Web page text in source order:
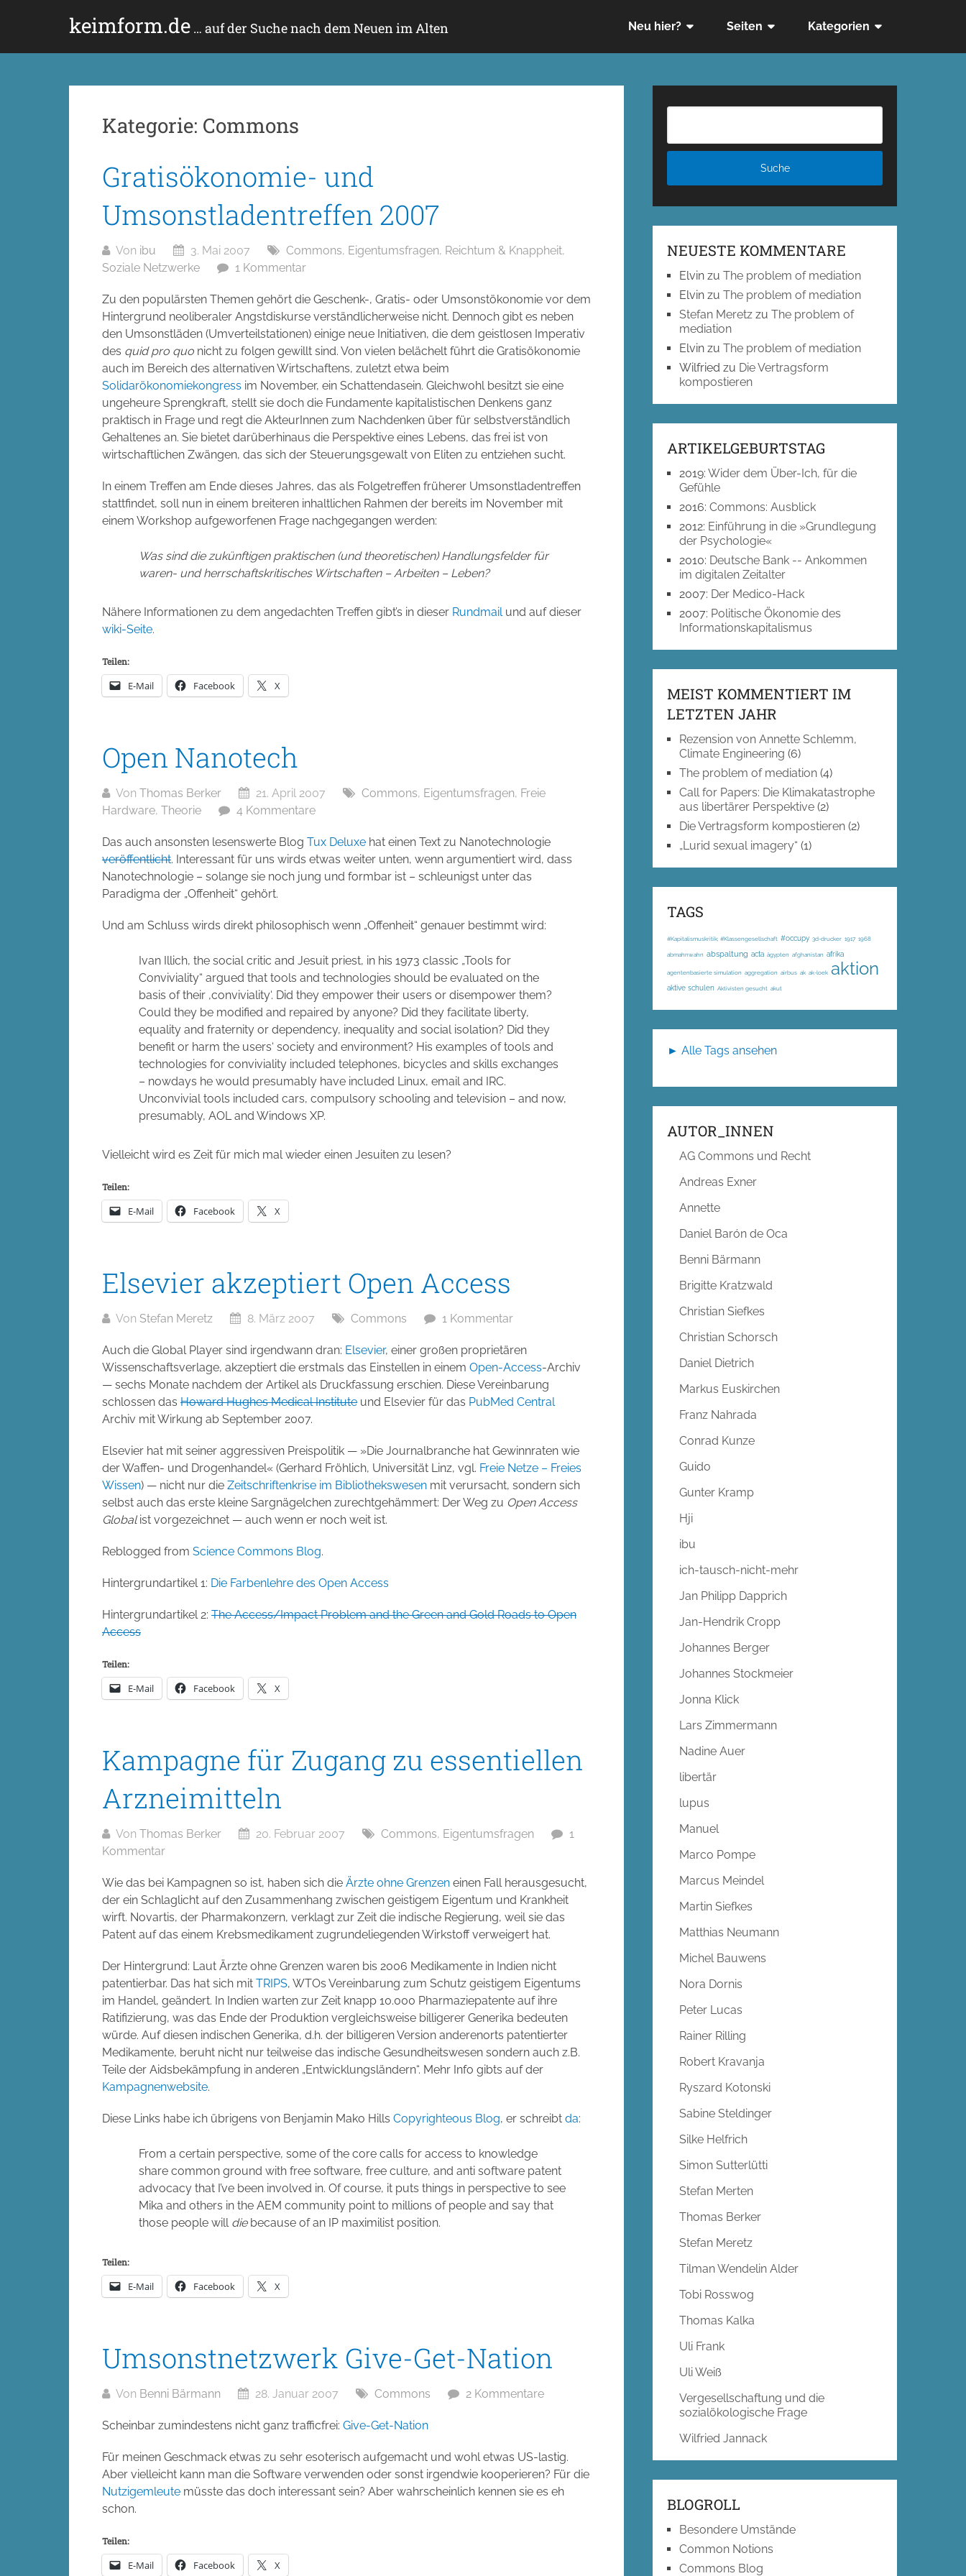
keimform.de … auf der Suche nach dem Neuen im Alten Neu hier? Seiten Kategorien
Kategorie: Commons
Gratisökonomie- und
Umsonstladentreffen 2007
Von ibu 3. Mai 2007 Commons, Eigentumsfragen, Reichtum & Knappheit,
Soziale Netzwerke
1 Kommentar
Zu den populärsten Themen gehört die Geschenk-, Gratis- oder Umsonstökonomie vor dem
Hintergrund neoliberaler Angstdiskurse verständlicherweise nicht. Dennoch gibt es neben
den Umsonstläden (Umverteilstationen) einige neue Initiativen, die dem geistlosen Imperativ
des quid pro quo nicht zu folgen gewillt sind. Von vielen belächelt führt die Gratisökonomie
auch im Bereich des alternativen Wirtschaftens, zuletzt etwa beim
Solidarökonomiekongress im November, ein Schattendasein. Gleichwohl besitzt sie eine
ungeheure Sprengkraft, stellt sie doch die Fundamente kapitalistischen Denkens ganz
praktisch in Frage und regt die AkteurInnen zum Nachdenken über für selbstverständlich
Gehaltenes an. Sie bietet darüberhinaus die Perspektive eines Lebens, das frei ist von
wirtschaftlichen Zwängen, das sich der Steuerungsgewalt von Eliten zu entziehen sucht.
In einem Treffen am Ende dieses Jahres, das als Folgetreffen früherer Umsonstladentreffen
stattfindet, soll nun in einem breiteren inhaltlichen Rahmen der bereits im November mit
einem Workshop aufgeworfenen Frage nachgegangen werden:
Was sind die zukünftigen praktischen (und theoretischen) Handlungsfelder für
waren- und herrschaftskritisches Wirtschaften – Arbeiten – Leben?
Nähere Informationen zu dem angedachten Treffen gibt’s in dieser Rundmailund auf dieser
wiki-Seite.
Teilen:
E-Mail Facebook X
Open Nanotech
Von Thomas Berker 21. April 2007 Commons, Eigentumsfragen, Freie
Hardware, Theorie 4 Kommentare
Das auch ansonsten lesenswerte Blog Tux Deluxe hat einen Text zu Nanotechnologie
veröffentlicht. Interessant für uns wirds etwas weiter unten, wenn argumentiert wird, dass
Nanotechnologie – solange sie noch jung und formbar ist – schleunigst unter das
Paradigma der „Offenheit“ gehört.
Und am Schluss wirds direkt philosophisch wenn „Offenheit“ genauer bestimmt wird:
Ivan Illich, the social critic and Jesuit priest, in his 1973 classic „Tools for
Conviviality“ argued that tools and technologies should be evaluated on the
basis of their ‚conviviality‘. Did they empower their users or disempower them?
Could they be modified and repaired by anyone? Did they facilitate liberty,
equality and fraternity or dependency, inequality and social isolation? Did they
benefit or harm the users‘ society and environment? His examples of tools and
technologies for conviviality included telephones, bicycles and skills exchanges
– nowdays he would presumably have included Linux, email and IRC.
Unconvivial tools included cars, compulsory schooling and television – and now,
presumably, AOL and Windows XP.
Vielleicht wird es Zeit für mich mal wieder einen Jesuiten zu lesen?
Teilen:
E-Mail Facebook X
Elsevier akzeptiert Open Access
Von Stefan Meretz 8. März 2007 Commons 1 Kommentar
Auch die Global Player sind irgendwann dran: Elsevier, einer großen proprietären
Wissenschaftsverlage, akzeptiert die erstmals das Einstellen in einem Open-Access-Archiv
— sechs Monate nachdem der Artikel als Druckfassung erschien. Diese Vereinbarung
schlossen das Howard Hughes Medical Institute und Elsevier für das PubMed Central
Archiv mit Wirkung ab September 2007.
Elsevier hat mit seiner aggressiven Preispolitik — »Die Journalbranche hat Gewinnraten wie
der Waffen- und Drogenhandel« (Gerhard Fröhlich, Universität Linz, vgl. Freie Netze – Freies
Wissen) — nicht nur die Zeitschriftenkrise im Bibliothekswesen mit verursacht, sondern sich
selbst auch das erste kleine Sargnägelchen zurechtgehämmert: Der Weg zu Open Access
Globalist vorgezeichnet — auch wenn er noch weit ist.
Reblogged from Science Commons Blog.
Hintergrundartikel 1: Die Farbenlehre des Open Access
Hintergrundartikel 2: The Access/Impact Problem and the Green and Gold Roads to Open
Access
Teilen:
E-Mail Facebook X
Kampagne für Zugang zu essentiellen
Arzneimitteln
Von Thomas Berker 20. Februar 2007 Commons, Eigentumsfragen
1
Kommentar
Wie das bei Kampagnen so ist, haben sich die Ärzte ohne Grenzen einen Fall herausgesucht,
der ein Schlaglicht auf den Zusammenhang zwischen geistigem Eigentum und Krankheit
wirft. Novartis, der Pharmakonzern, verklagt zur Zeit die indische Regierung, weil sie das
Patent auf das einem Krebsmedikament zugrundeliegenden Wirkstoff verweigert hat.
Der Hintergrund: Laut Ärzte ohne Grenzen waren bis 2006 Medikamente in Indien nicht
patentierbar. Das hat sich mit TRIPS, WTOs Vereinbarung zum Schutz geistigem Eigentums
im Handel, geändert. In Indien warten zur Zeit knapp 10.000 Pharmaziepatente auf ihre
Ratifizierung, was das Ende der Produktion vergleichsweise billigerer Generika bedeuten
würde. Auf diesen indischen Generika, d.h. der billigeren Version anderenorts patentierter
Medikamente, beruht nicht nur teilweise das indische Gesundheitswesen sondern auch z.B.
Teile der Aidsbekämpfung in anderen „Entwicklungsländern“. Mehr Info gibts auf der
Kampagnenwebsite.
Diese Links habe ich übrigens von Benjamin Mako Hills Copyrighteous Blog, er schreibt da:
From a certain perspective, some of the core calls for access to knowledge
share common ground with free software, free culture, and anti software patent
advocacy that I’ve been involved in. Of course, it puts things in perspective to see
Mika and others in the AEM community point to millions of people and say that
those people will diebecause of an IP maximilist position.
Teilen:
E-Mail Facebook X
Umsonstnetzwerk Give-Get-Nation
Von Benni Bärmann 28. Januar 2007 Commons 2 Kommentare
Scheinbar zumindestens nicht ganz trafficfrei: Give-Get-Nation
Für meinen Geschmack etwas zu sehr esoterisch aufgemacht und wohl etwas US-lastig.
Aber vielleicht kann man die Software verwenden oder sonst irgendwie kooperieren? Für die
Nutzigemleute müsste das doch interessant sein? Aber wahrscheinlich kennen sie es eh
schon.
Teilen:
E-Mail Facebook X
NEUESTE KOMMENTARE
Elvin zuThe problem of mediation
Elvin zuThe problem of mediation
Stefan Meretz zuThe problem of
mediation
Elvin zuThe problem of mediation
Wilfried zu Die Vertragsform
kompostieren
ARTIKELGEBURTSTAG
2019:Wider dem Über-Ich, für die
Gefühle
2016:Commons: Ausblick
2012: Einführung in die »Grundlegung
der Psychologie«
2010: Deutsche Bank -- Ankommen
im digitalen Zeitalter
2007: Der Medico-Hack
2007: Politische Ökonomie des
Informationskapitalismus
MEIST KOMMENTIERT IM
LETZTEN JAHR
Rezension von Annette Schlemm,
Climate Engineering (6)
The problem of mediation (4)
Call for Papers: Die Klimakatastrophe
aus libertärer Perspektive (2)
Die Vertragsform kompostieren (2)
„Lurid sexual imagery“ (1)
TAGS
#Kapitalismuskritik; #Klassengesellschaft #occupy 3d-drucker 1917 1968
abmahnwahn abspaltung acta ägypten afghanistan afrika
agentenbasierte simulation aggregation airbus ak ak-loek aktion
aktive schulen Aktivisten gesucht akut
► Alle Tags ansehen
AUTOR_INNEN
AG Commons und Recht
Andreas Exner
Annette
Daniel Barón de Oca
Benni Bärmann
Brigitte Kratzwald
Christian Siefkes
Christian Schorsch
Daniel Dietrich
Markus Euskirchen
Franz Nahrada
Conrad Kunze
Guido
Gunter Kramp
Hji
ibu
ich-tausch-nicht-mehr
Jan Philipp Dapprich
Jan-Hendrik Cropp
Johannes Berger
Johannes Stockmeier
Jonna Klick
Lars Zimmermann
Nadine Auer
libertär
lupus
Manuel
Marco Pompe
Marcus Meindel
Martin Siefkes
Matthias Neumann
Michel Bauwens
Nora Dornis
Peter Lucas
Rainer Rilling
Robert Kravanja
Ryszard Kotonski
Sabine Steldinger
Silke Helfrich
Simon Sutterlütti
Stefan Merten
Thomas Berker
Stefan Meretz
Tilman Wendelin Alder
Tobi Rosswog
Thomas Kalka
Uli Frank
Uli Weiß
Vergesellschaftung und die
sozialökologische Frage
Wilfried Jannack
BLOGROLL
Besondere Umstände
Common Notions
Commons Blog